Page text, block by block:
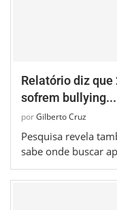
Relatório diz
sofrem bullying...
porGilberto Cruz
Pesquisa revela
sabe onde buscar